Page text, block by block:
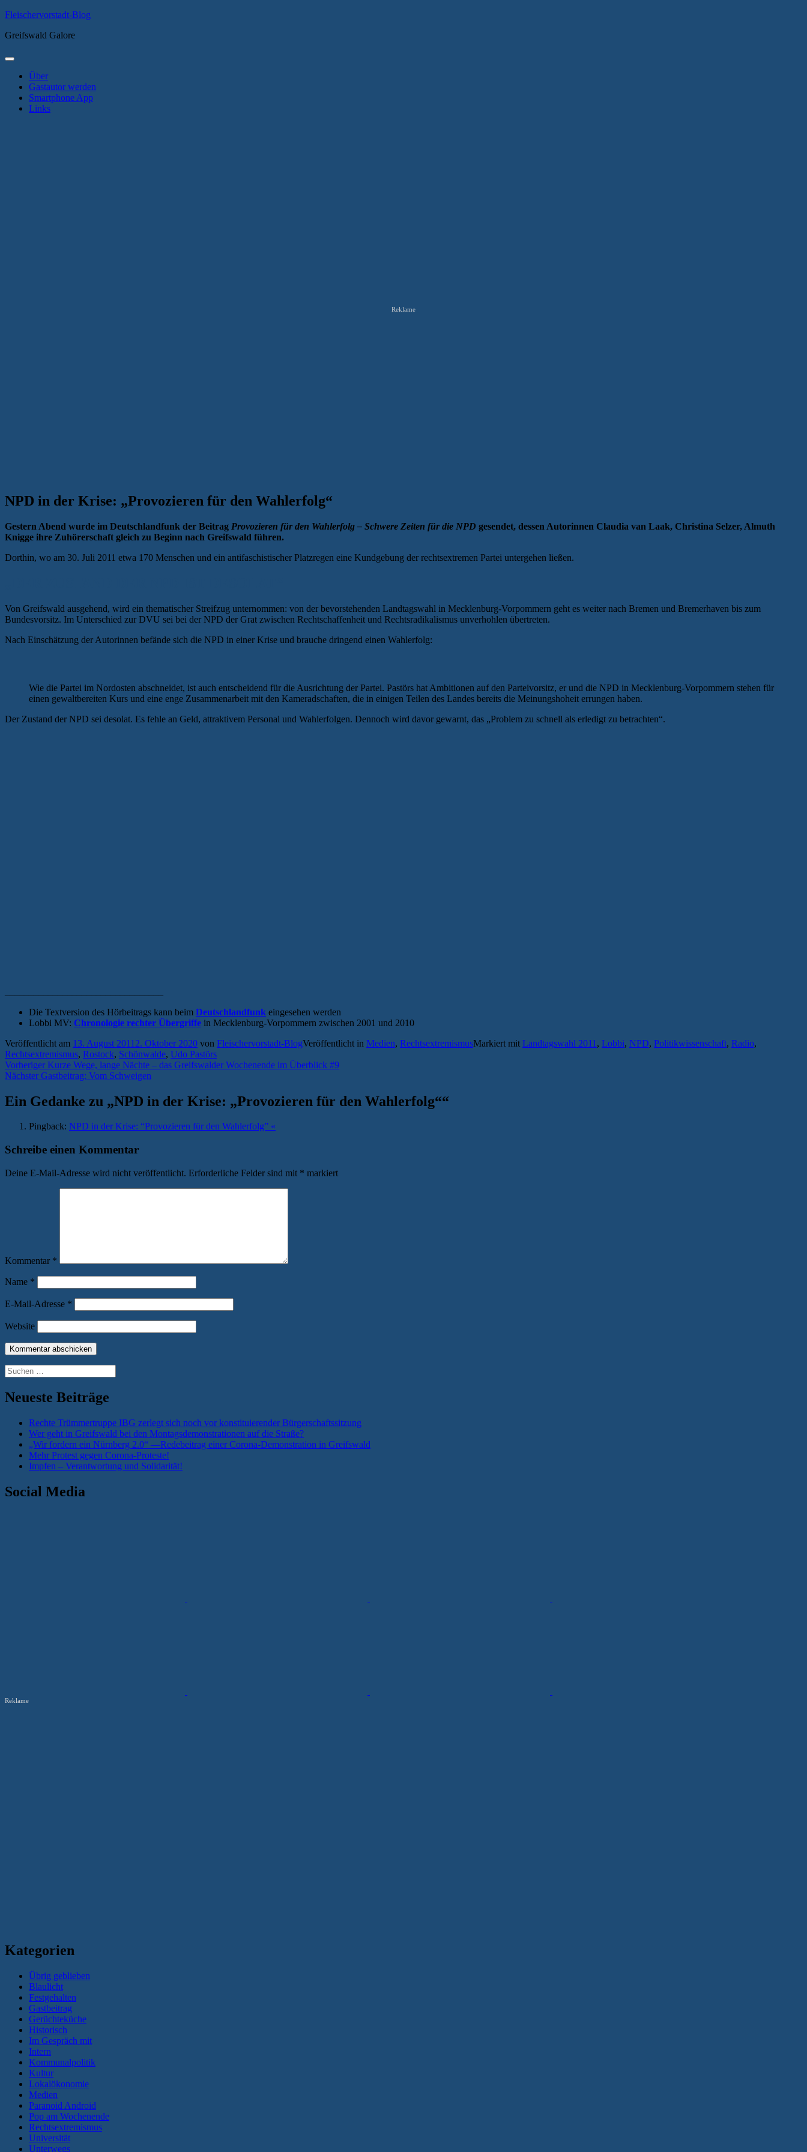
Zum
springen
Fleischervorstadt-Blog
Greifswald Galore
Primäres
Über
Gastautor werden
Smartphone App
Links
Reklame
NPD in der Krise: „Provozieren für den Wahlerfolg“
Gestern Abend wurde im Deutschlandfunk der Beitrag Provozieren für den Wahlerfolg – Schwere Zeiten für die NPD gesendet, dessen Autorinnen Claudia van Laak, Christina Selzer, Almuth
Knigge ihre Zuhörerschaft gleich zu Beginn nach Greifswald führen.
Dorthin, wo am 30. Juli 2011 etwa 170 Menschen und ein antifaschistischer Platzregen eine Kundgebung der rechtsextremen Partei untergehen ließen.
Von Greifswald ausgehend, wird ein thematischer Streifzug unternommen: von der bevorstehenden Landtagswahl in Mecklenburg-Vorpommern geht es weiter nach Bremen und Bremerhaven bis zum
Bundesvorsitz. Im Unterschied zur DVU sei bei der NPD der Grat zwischen Rechtschaffenheit und Rechtsradikalismus unverhohlen übertreten.
Nach Einschätzung der Autorinnen befände sich die NPD in einer Krise und brauche dringend einen Wahlerfolg:
Wie die Partei im Nordosten abschneidet, ist auch entscheidend für die Ausrichtung der Partei. Pastörs hat Ambitionen auf den Parteivorsitz, er und die NPD in Mecklenburg-Vorpommern stehen für
einen gewaltbereiten Kurs und eine enge Zusammenarbeit mit den Kameradschaften, die in einigen Teilen des Landes bereits die Meinungshoheit errungen haben.
Der Zustand der NPD sei desolat. Es fehle an Geld, attraktivem Personal und Wahlerfolgen. Dennoch wird davor gewarnt, das „Problem zu schnell als erledigt zu betrachten“.
Die Textversion des Hörbeitrags kann beim Deutschlandfunk eingesehen werden
Lobbi MV: Chronologie rechter Übergriffe in Mecklenburg-Vorpommern zwischen 2001 und 2010
Veröffentlicht am 13. August 2011 2. Oktober 2020 von Fleischervorstadt-BlogVeröffentlicht in Medien, RechtsextremismusMarkiert mit Landtagswahl 2011 , Lobbi, NPD, Politikwissenschaft, Radio,
Rechtsextremismus, Rostock, Schönwalde, Udo Pastörs
Beitragsnavigation
Vorheriger Vorheriger
Beitrag:
Kurze Wege, lange Nächte – das Greifswalder Wochenende im Überblick #9
Nächster Nächster
Gastbeitrag: Vom Schweigen
Ein Gedanke zu „NPD in der Krise: „Provozieren für den Wahlerfolg““
Pingback: NPD in der Krise: “Provozieren für den Wahlerfolg” «
Schreibe einen Kommentar
Deine E-Mail-Adresse wird nicht veröffentlicht. Erforderliche Felder sind mit * markiert
Kommentar *
Name *
E-Mail-Adresse *
Website
Suchen
nach:
Neueste Beiträge
Rechte Trümmertruppe IBG zerlegt sich noch vor konstituierender Bürgerschaftssitzung
Wer geht in Greifswald bei den Montagsdemonstrationen auf die Straße?
„Wir fordern ein Nürnberg 2.0“ —Redebeitrag einer Corona-Demonstration in Greifswald
Mehr Protest gegen Corona-Proteste!
Impfen – Verantwortung und Solidarität!
Social Media
Reklame
Kategorien
Übrig geblieben
Blaulicht
Festgehalten
Gastbeitrag
Gerüchteküche
Historisch
Im Gespräch mit
Intern
Kommunalpolitik
Kultur
Lokalökonomie
Medien
Paranoid Android
Pop am Wochenende
Rechtsextremismus
Universität
Unterwegs